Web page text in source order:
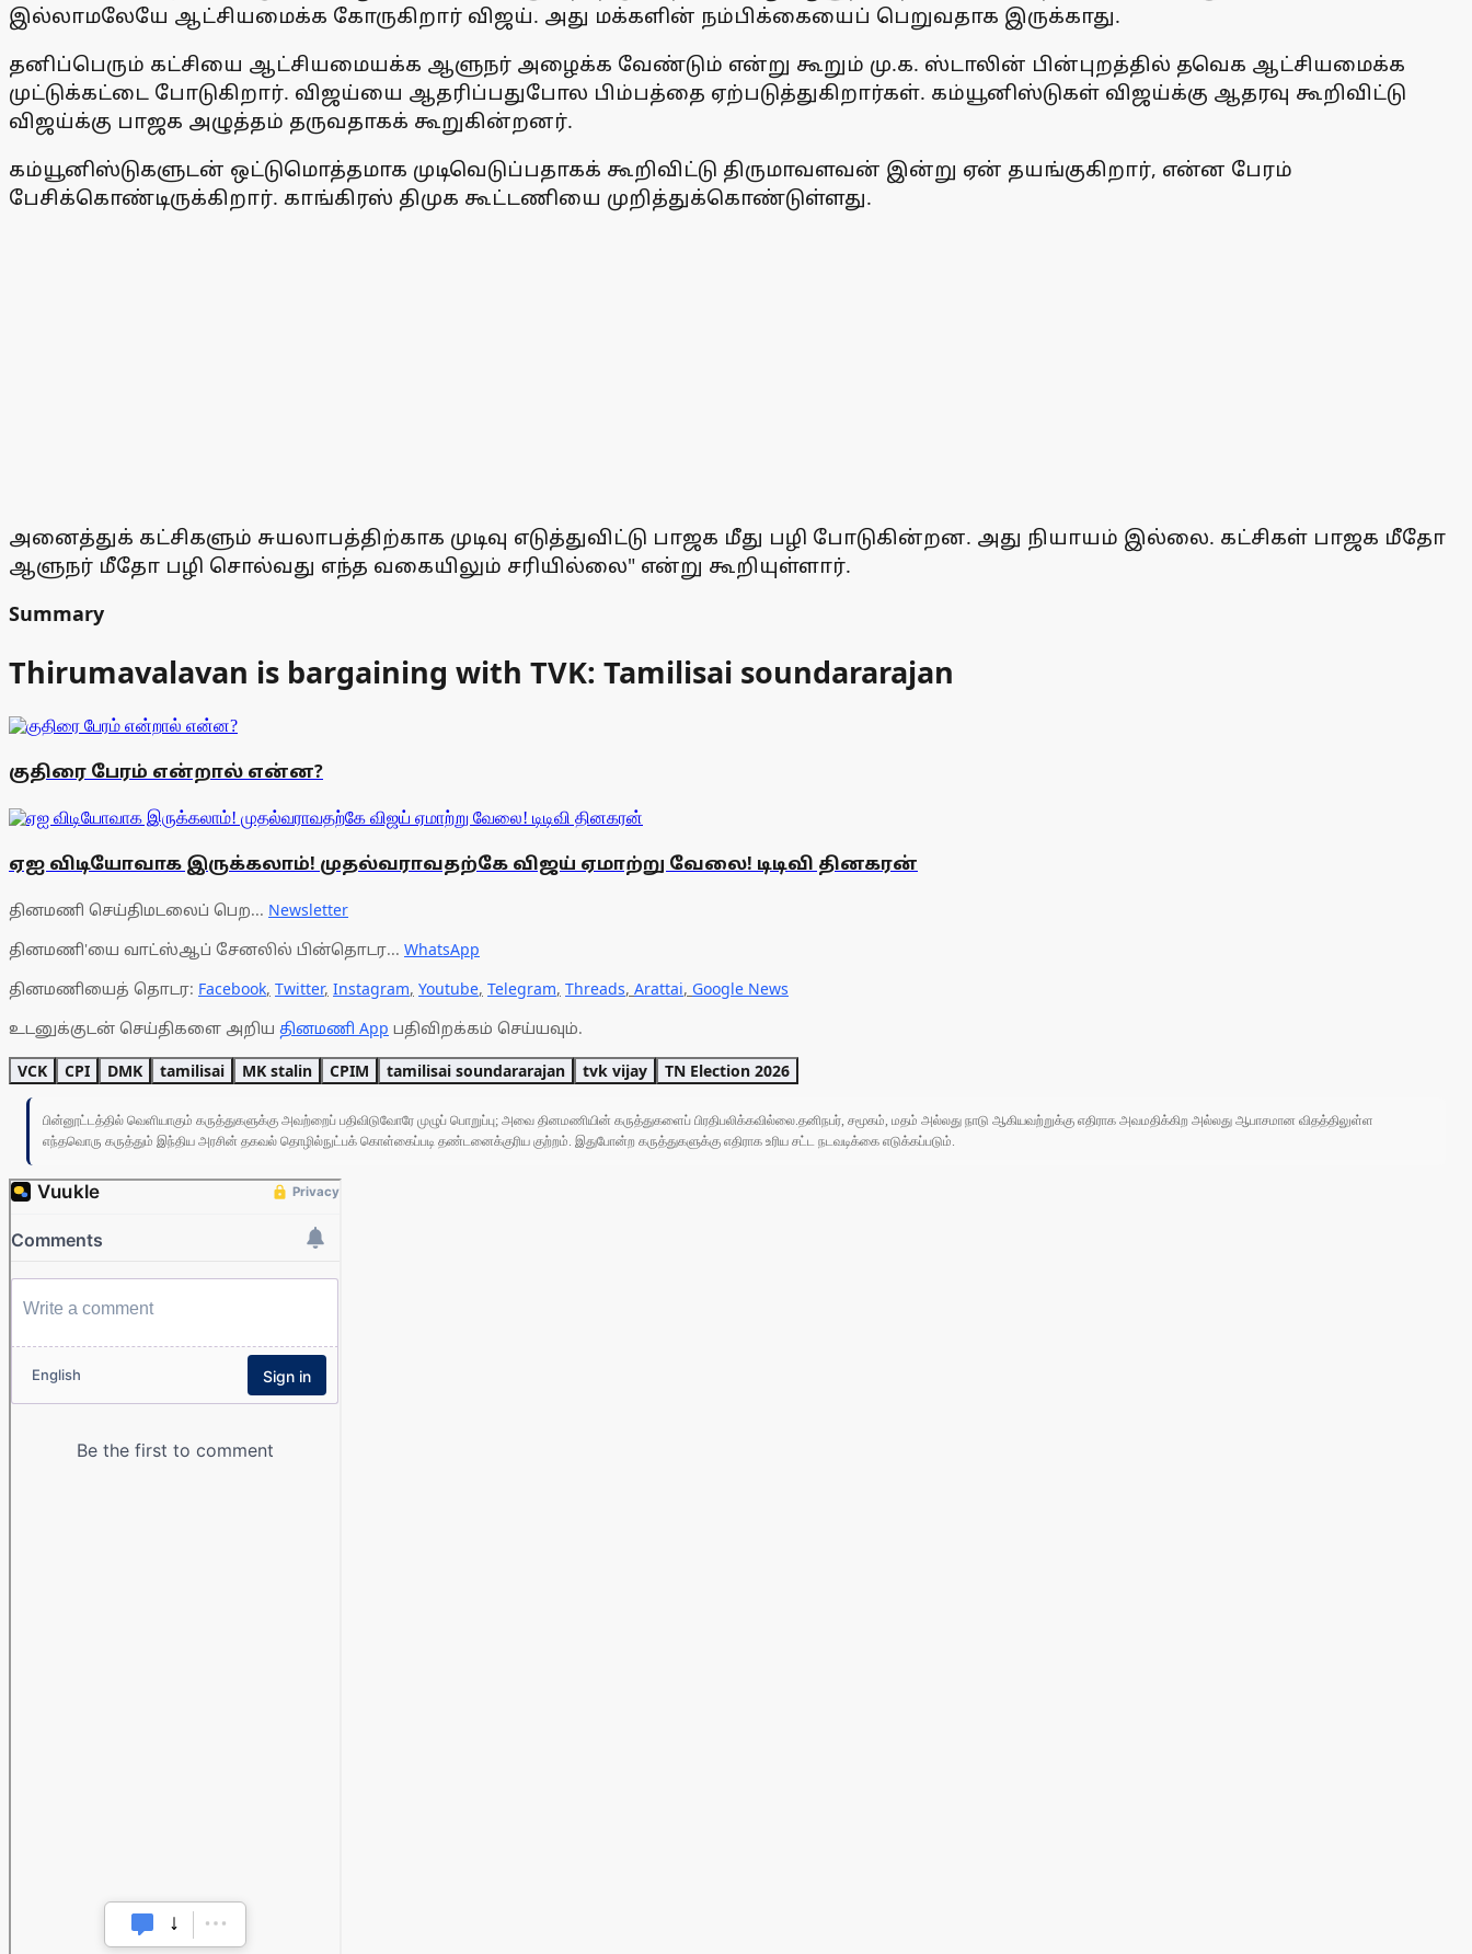
இல்லாமலேயே ஆட்சியமைக்க கோருகிறார் விஜய். அது மக்களின் நம்பிக்கையைப் பெறுவதாக இருக்காது.
தனிப்பெரும் கட்சியை ஆட்சியமையக்க ஆளுநர் அழைக்க வேண்டும் என்று கூறும் மு.க. ஸ்டாலின் பின்புறத்தில் தவெக ஆட்சியமைக்க
முட்டுக்கட்டை போடுகிறார். விஜய்யை ஆதரிப்பதுபோல பிம்பத்தை ஏற்படுத்துகிறார்கள். கம்யூனிஸ்டுகள் விஜய்க்கு ஆதரவு கூறிவிட்டு
விஜய்க்கு பாஜக அழுத்தம் தருவதாகக் கூறுகின்றனர்.
கம்யூனிஸ்டுகளுடன் ஒட்டுமொத்தமாக முடிவெடுப்பதாகக் கூறிவிட்டு திருமாவளவன் இன்று ஏன் தயங்குகிறார், என்ன பேரம்
பேசிக்கொண்டிருக்கிறார். காங்கிரஸ் திமுக கூட்டணியை முறித்துக்கொண்டுள்ளது.
அனைத்துக் கட்சிகளும் சுயலாபத்திற்காக முடிவு எடுத்துவிட்டு பாஜக மீது பழி போடுகின்றன. அது நியாயம் இல்லை. கட்சிகள் பாஜக மீதோ
ஆளுநர் மீதோ பழி சொல்வது எந்த வகையிலும் சரியில்லை" என்று கூறியுள்ளார்.
Summary
Thirumavalavan is bargaining with TVK: Tamilisai soundararajan
குதிரை பேரம் என்றால் என்ன?
ஏஐ விடியோவாக இருக்கலாம்! முதல்வராவதற்கே விஜய் ஏமாற்று வேலை! டிடிவி தினகரன்
தினமணி செய்திமடலைப் பெற... Newsletter
தினமணி'யை வாட்ஸ்ஆப் சேனலில் பின்தொடர... WhatsApp
தினமணியைத் தொடர: Facebook, Twitter, Instagram, Youtube, Telegram, Threads, Arattai, Google News
உடனுக்குடன் செய்திகளை அறிய தினமணி App பதிவிறக்கம் செய்யவும்.
VCK CPI DMK tamilisai MK stalin CPIM tamilisai soundararajan tvk vijay TN Election 2026
பின்னூட்டத்தில் வெளியாகும் கருத்துகளுக்கு அவற்றைப் பதிவிடுவோரே முழுப் பொறுப்பு; அவை தினமணியின் கருத்துகளைப் பிரதிபலிக்கவில்லை.தனிநபர், சமூகம், மதம் அல்லது நாடு ஆகியவற்றுக்கு எதிராக அவமதிக்கிற அல்லது ஆபாசமான விதத்திலுள்ள
எந்தவொரு கருத்தும் இந்திய அரசின் தகவல் தொழில்நுட்பக் கொள்கைப்படி தண்டனைக்குரிய குற்றம். இதுபோன்ற கருத்துகளுக்கு எதிராக உரிய சட்ட நடவடிக்கை எடுக்கப்படும்.